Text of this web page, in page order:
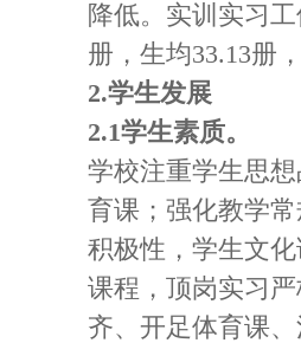
降低。实训实习
册，生均33.13册
2.学生发展
2.1学生素质。
学校注重学生思
育课；强化教学
积极性，学生文
课程，顶岗实习
齐、开足体育课